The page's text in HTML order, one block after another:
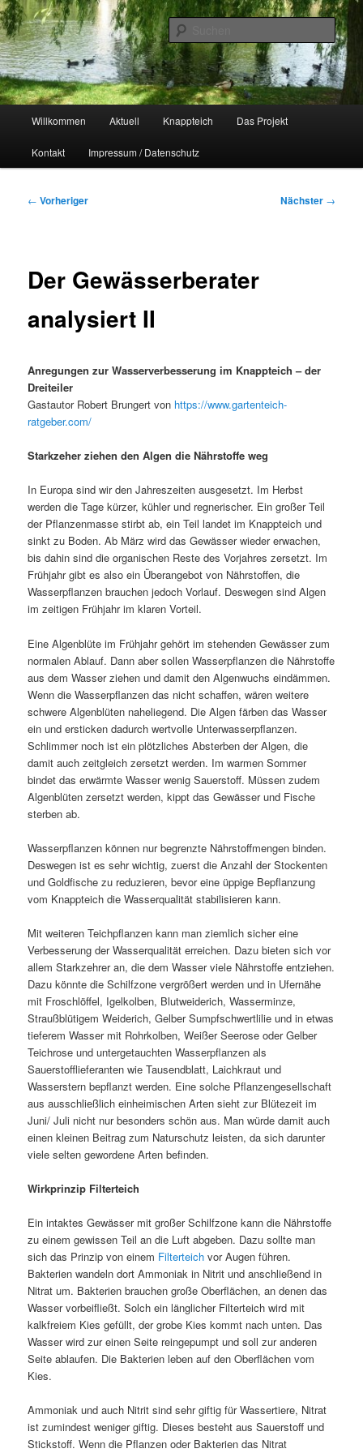
Zum
primären
Inhalt
springenUnser Knappteich
Naherholungsgebiet im Chemnitzer Yorckgebiet
Willkommen Aktuell Knappteich Das Projekt
Kontakt Impressum / Datenschutz
Beitragsnavigation
← Vorheriger Nächster →
Der Gewässerberater
analysiert II
Anregungen zur Wasserverbesserung im Knappteich – der
Dreiteiler
Gastautor Robert Brungert von https://www.gartenteich-
ratgeber.com/
Starkzeher ziehen den Algen die Nährstoffe weg
In Europa sind wir den Jahreszeiten ausgesetzt. Im Herbst
werden die Tage kürzer, kühler und regnerischer. Ein großer Teil
der Pflanzenmasse stirbt ab, ein Teil landet im Knappteich und
sinkt zu Boden. Ab März wird das Gewässer wieder erwachen,
bis dahin sind die organischen Reste des Vorjahres zersetzt. Im
Frühjahr gibt es also ein Überangebot von Nährstoffen, die
Wasserpflanzen brauchen jedoch Vorlauf. Deswegen sind Algen
im zeitigen Frühjahr im klaren Vorteil.
Eine Algenblüte im Frühjahr gehört im stehenden Gewässer zum
normalen Ablauf. Dann aber sollen Wasserpflanzen die Nährstoffe
aus dem Wasser ziehen und damit den Algenwuchs eindämmen.
Wenn die Wasserpflanzen das nicht schaffen, wären weitere
schwere Algenblüten naheliegend. Die Algen färben das Wasser
ein und ersticken dadurch wertvolle Unterwasserpflanzen.
Schlimmer noch ist ein plötzliches Absterben der Algen, die
damit auch zeitgleich zersetzt werden. Im warmen Sommer
bindet das erwärmte Wasser wenig Sauerstoff. Müssen zudem
Algenblüten zersetzt werden, kippt das Gewässer und Fische
sterben ab.
Wasserpflanzen können nur begrenzte Nährstoffmengen binden.
Deswegen ist es sehr wichtig, zuerst die Anzahl der Stockenten
und Goldfische zu reduzieren, bevor eine üppige Bepflanzung
vom Knappteich die Wasserqualität stabilisieren kann.
Mit weiteren Teichpflanzen kann man ziemlich sicher eine
Verbesserung der Wasserqualität erreichen. Dazu bieten sich vor
allem Starkzehrer an, die dem Wasser viele Nährstoffe entziehen.
Dazu könnte die Schilfzone vergrößert werden und in Ufernähe
mit Froschlöffel, Igelkolben, Blutweiderich, Wasserminze,
Straußblütigem Weiderich, Gelber Sumpfschwertlilie und in etwas
tieferem Wasser mit Rohrkolben, Weißer Seerose oder Gelber
Teichrose und untergetauchten Wasserpflanzen als
Sauerstofflieferanten wie Tausendblatt, Laichkraut und
Wasserstern bepflanzt werden. Eine solche Pflanzengesellschaft
aus ausschließlich einheimischen Arten sieht zur Blütezeit im
Juni/ Juli nicht nur besonders schön aus. Man würde damit auch
einen kleinen Beitrag zum Naturschutz leisten, da sich darunter
viele selten gewordene Arten befinden.
Wirkprinzip Filterteich
Ein intaktes Gewässer mit großer Schilfzone kann die Nährstoffe
zu einem gewissen Teil an die Luft abgeben. Dazu sollte man
sich das Prinzip von einem Filterteich vor Augen führen.
Bakterien wandeln dort Ammoniak in Nitrit und anschließend in
Nitrat um. Bakterien brauchen große Oberflächen, an denen das
Wasser vorbeifließt. Solch ein länglicher Filterteich wird mit
kalkfreiem Kies gefüllt, der grobe Kies kommt nach unten. Das
Wasser wird zur einen Seite reingepumpt und soll zur anderen
Seite ablaufen. Die Bakterien leben auf den Oberflächen vom
Kies.
Ammoniak und auch Nitrit sind sehr giftig für Wassertiere, Nitrat
ist zumindest weniger giftig. Dieses besteht aus Sauerstoff und
Stickstoff. Wenn die Pflanzen oder Bakterien das Nitrat